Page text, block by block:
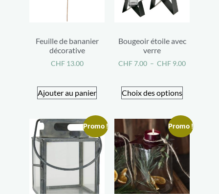
Feuille de bananier
décorative
CHF13.00
Ajouter au panier
Bougeoir étoile avec
verre
CHF7.00 – CHF 9.00
Choix des options
Promo ! Promo !